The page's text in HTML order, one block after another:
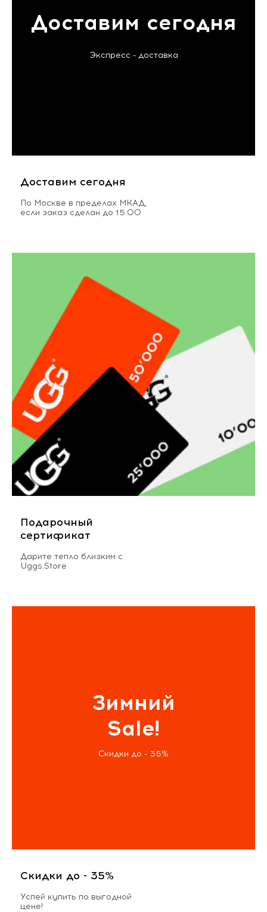
Доставим сегодня
Экспресс - доставка
Доставим сегодня
По Москве в пределах МКАД,
если заказ сделан до 15.00
Подарочный
сертификат
Дарите тепло близким с
Uggs.Store
Зимний
Sale!
Скидки до - 35%
Скидки до - 35%
Успей купить по выгодной
цене!